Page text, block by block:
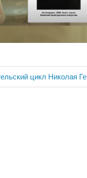
цикл Николая Ге